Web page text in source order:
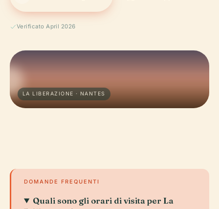
Verificato April 2026
LA LIBERAZIONE · NANTES
DOMANDE FREQUENTI
Quali sono gli orari di visita per La